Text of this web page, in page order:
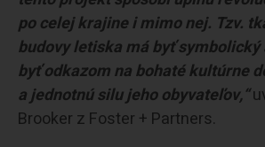
po celej krajine i mimo nej. Tzv.
budovy letiska má byť
byť odkazom na bohaté kultúrne
a jednotnú silu jeho obyvateľov,“
Brooker z Foster + Partners.